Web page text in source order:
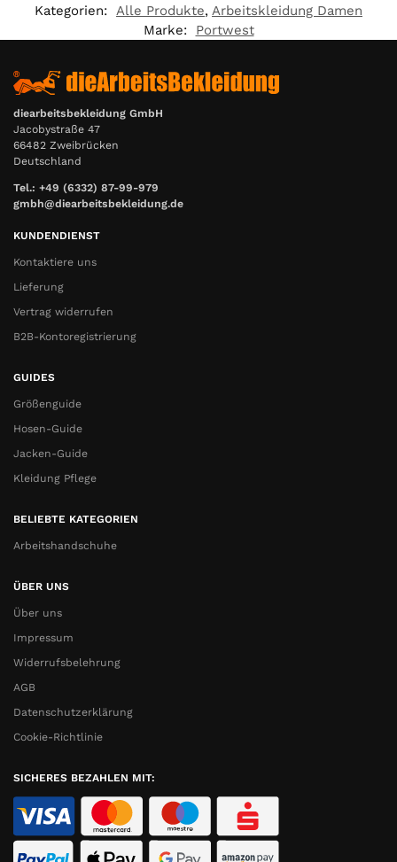
Kategorien: Alle Produkte, Arbeitskleidung Damen
Marke:
Portwest
diearbeitsbekleidung GmbH
Jacobystraße 47
66482 Zweibrücken
Deutschland
Tel.: +49 (6332) 87-99-979
gmbh@diearbeitsbekleidung.de
KUNDENDIENST
Kontaktiere uns
Lieferung
Vertrag widerrufen
B2B-Kontoregistrierung
GUIDES
Größenguide
Hosen-Guide
Jacken-Guide
Kleidung Pflege
BELIEBTE KATEGORIEN
Arbeitshandschuhe
ÜBER UNS
Über uns
Impressum
Widerrufsbelehrung
AGB
Datenschutzerklärung
Cookie-Richtlinie
SICHERES BEZAHLEN MIT: